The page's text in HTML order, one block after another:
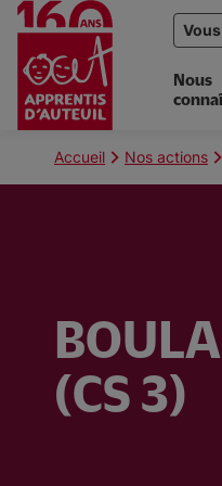
principal
Nous
Fil
Accueil Nos actions
(CS 3)